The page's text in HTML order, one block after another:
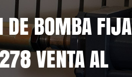
DE BOMBA FIJA
VENTA AL